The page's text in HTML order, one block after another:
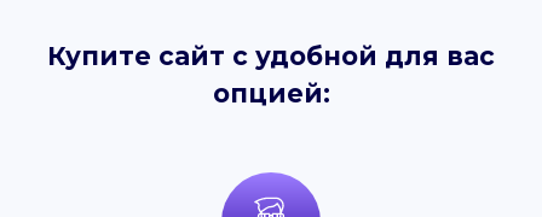
Купите сайт с удобной для вас
опцией: